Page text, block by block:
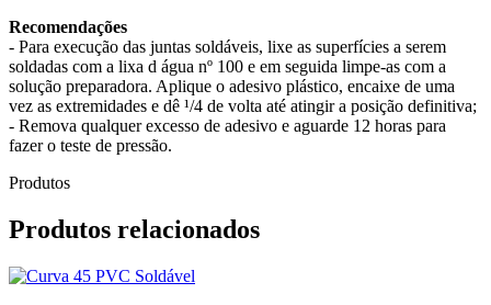
Recomendações
- Para execução das juntas soldáveis, lixe as superfícies a serem
soldadas com a lixa d água nº 100 e em seguida limpe-as com a
solução preparadora. Aplique o adesivo plástico, encaixe de uma
vez as extremidades e dê ¹/4 de volta até atingir a posição definitiva;
- Remova qualquer excesso de adesivo e aguarde 12 horas para
fazer o teste de pressão.
Produtos
Produtos relacionados